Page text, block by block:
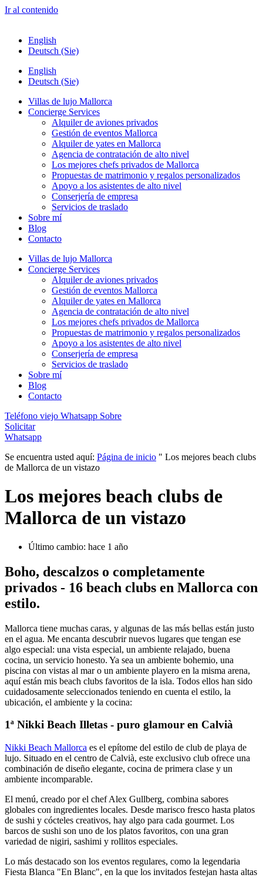
Ir al contenido
English
Deutsch (Sie)
English
Deutsch (Sie)
Villas de lujo Mallorca
Concierge Services
Alquiler de aviones privados
Gestión de eventos Mallorca
Alquiler de yates en Mallorca
Agencia de contratación de alto nivel
Los mejores chefs privados de Mallorca
Propuestas de matrimonio y regalos personalizados
Apoyo a los asistentes de alto nivel
Conserjería de empresa
Servicios de traslado
Sobre mí
Blog
Contacto
Villas de lujo Mallorca
Concierge Services
Alquiler de aviones privados
Gestión de eventos Mallorca
Alquiler de yates en Mallorca
Agencia de contratación de alto nivel
Los mejores chefs privados de Mallorca
Propuestas de matrimonio y regalos personalizados
Apoyo a los asistentes de alto nivel
Conserjería de empresa
Servicios de traslado
Sobre mí
Blog
Contacto
Teléfono viejo Whatsapp Sobre
Solicitar
Whatsapp
Se encuentra usted aquí: Página de inicio " Los mejores beach clubs
de Mallorca de un vistazo
Los mejores beach clubs de
Mallorca de un vistazo
Último cambio: hace 1 año
Boho, descalzos o completamente
privados - 16 beach clubs en Mallorca con
estilo.
Mallorca tiene muchas caras, y algunas de las más bellas están justo
en el agua. Me encanta descubrir nuevos lugares que tengan ese
algo especial: una vista especial, un ambiente relajado, buena
cocina, un servicio honesto. Ya sea un ambiente bohemio, una
piscina con vistas al mar o un ambiente playero en la misma arena,
aquí están mis beach clubs favoritos de la isla. Todos ellos han sido
cuidadosamente seleccionados teniendo en cuenta el estilo, la
ubicación, el ambiente y la cocina:
1ª Nikki Beach Illetas - puro glamour en Calvià
Nikki Beach Mallorca es el epítome del estilo de club de playa de
lujo. Situado en el centro de Calvià, este exclusivo club ofrece una
combinación de diseño elegante, cocina de primera clase y un
ambiente incomparable.
El menú, creado por el chef Alex Gullberg, combina sabores
globales con ingredientes locales. Desde marisco fresco hasta platos
de sushi y cócteles creativos, hay algo para cada gourmet. Los
barcos de sushi son uno de los platos favoritos, con una gran
variedad de nigiri, sashimi y rollitos especiales.
Lo más destacado son los eventos regulares, como la legendaria
Fiesta Blanca "En Blanc", en la que los invitados festejan hasta altas